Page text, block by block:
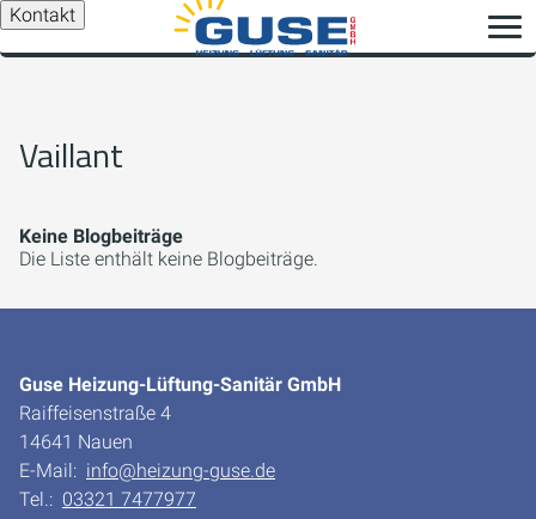
Kontakt
Vaillant
Keine Blogbeiträge
Die Liste enthält keine Blogbeiträge.
Guse Heizung-Lüftung-Sanitär GmbH
Raiffeisenstraße 4
14641 Nauen
E-Mail: info@heizung-guse.de
Tel.: 03321 7477977